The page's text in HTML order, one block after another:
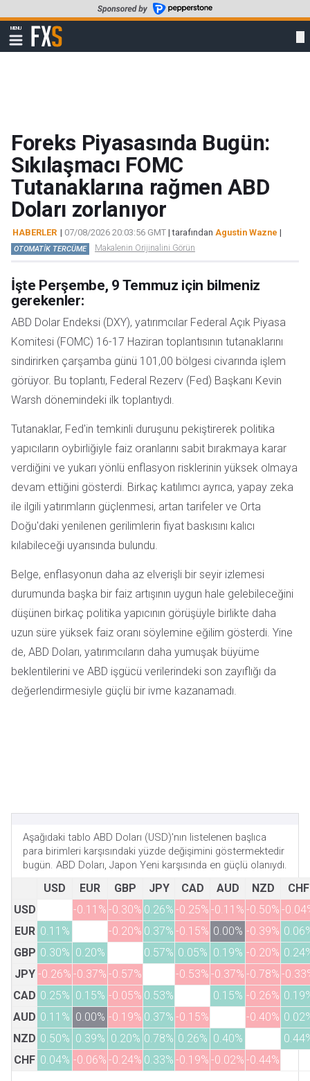
to
main
content
MENU
Show
navigation
FXStreet
Foreks Piyasasında Bugün:
Sıkılaşmacı FOMC
Tutanaklarına rağmen ABD
Doları zorlanıyor
HABERLER | 07/08/2026 20:03:56 GMT | tarafından Agustin Wazne |
OTOMATİK TERCÜME Makalenin Orijinalini Görün
İşte Perşembe, 9 Temmuz için bilmeniz
gerekenler:
ABD Dolar Endeksi (DXY), yatırımcılar Federal Açık Piyasa
Komitesi (FOMC) 16-17 Haziran toplantısının tutanaklarını
sindirirken çarşamba günü 101,00 bölgesi civarında işlem
görüyor. Bu toplantı, Federal Rezerv (Fed) Başkanı Kevin
Warsh dönemindeki ilk toplantıydı.
Tutanaklar, Fed'in temkinli duruşunu pekiştirerek politika
yapıcıların oybirliğiyle faiz oranlarını sabit bırakmaya karar
verdiğini ve yukarı yönlü enflasyon risklerinin yüksek olmaya
devam ettiğini gösterdi. Birkaç katılımcı ayrıca, yapay zeka
ile ilgili yatırımların güçlenmesi, artan tarifeler ve Orta
Doğu'daki yenilenen gerilimlerin fiyat baskısını kalıcı
kılabileceği uyarısında bulundu.
Belge, enflasyonun daha az elverişli bir seyir izlemesi
durumunda başka bir faiz artışının uygun hale gelebileceğini
düşünen birkaç politika yapıcının görüşüyle birlikte daha
uzun süre yüksek faiz oranı söylemine eğilim gösterdi. Yine
de, ABD Doları, yatırımcıların daha yumuşak büyüme
beklentilerini ve ABD işgücü verilerindeki son zayıflığı da
değerlendirmesiyle güçlü bir ivme kazanamadı.
Aşağıdaki tablo ABD Doları (USD)'nın listelenen başlıca
para birimleri karşısındaki yüzde değişimini göstermektedir
bugün. ABD Doları, Japon Yeni karşısında en güçlü olanıydı.
USD EUR GBP JPY CAD AUD NZD
CHF
USD
-0.11% -0.30% 0.26% -0.25% -0.11% -0.50% -
EUR 0.11% -0.20% 0.37% -0.15% 0.00% -0.39%
GBP 0.30% 0.20% 0.57% 0.05% 0.19% -0.20%
JPY -0.26% -0.37% -0.57% -0.53% -0.37% -0.78% -
CAD 0.25% 0.15% -0.05% 0.53% 0.15% -0.26%
AUD 0.11% 0.00% -0.19% 0.37% -0.15% -0.40%
NZD 0.50% 0.39% 0.20% 0.78% 0.26% 0.40%
CHF 0.04% -0.06% -0.24% 0.33% -0.19% -0.02% -0.44%